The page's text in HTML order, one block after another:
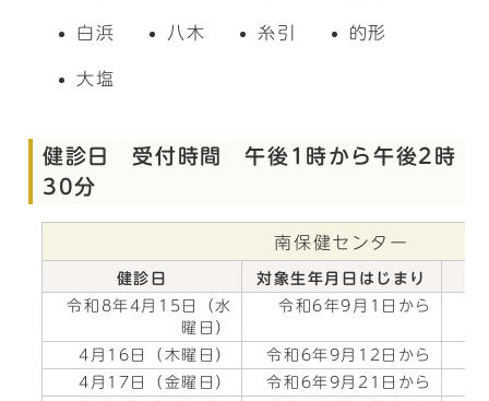
白浜 八木 糸引 的形
大塩
健診日 受付時間 午後1時から午後2時
30分
南保健センター
健診日 対象生年月日はじまり
令和8年4月15日（水
曜日）
令和6年9月1日から
4月16日（木曜日） 令和6年9月12日から
4月17日（金曜日）
令和6年9月21日から